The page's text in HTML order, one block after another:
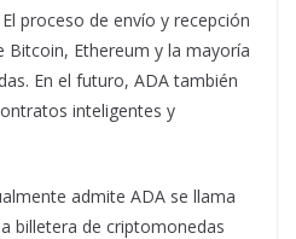
proceso de envío y recepción
Bitcoin, Ethereum y la mayoría
En el futuro, ADA también
inteligentes y
admite ADA se llama
billetera de criptomonedas